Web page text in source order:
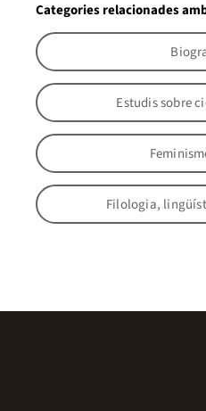
Categories relacionades
Estudis sobre
Filologia,